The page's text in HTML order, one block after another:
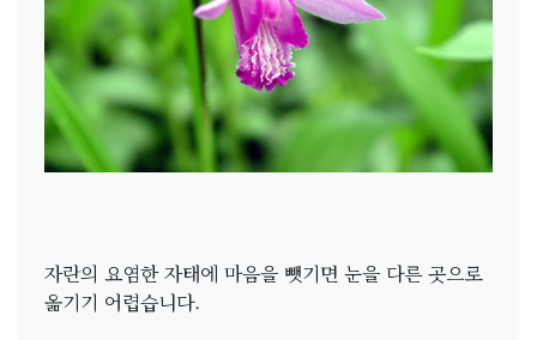
자란의 요염한 자태에 마음을 뺏기면 눈을 다른 곳으로
옮기기 어렵습니다.